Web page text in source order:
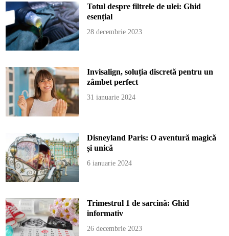
Totul despre filtrele de ulei: Ghid
esențial
28 decembrie 2023
Invisalign, soluția discretă pentru un
zâmbet perfect
31 ianuarie 2024
Disneyland Paris: O aventură magică
și unică
6 ianuarie 2024
Trimestrul 1 de sarcină: Ghid
informativ
26 decembrie 2023